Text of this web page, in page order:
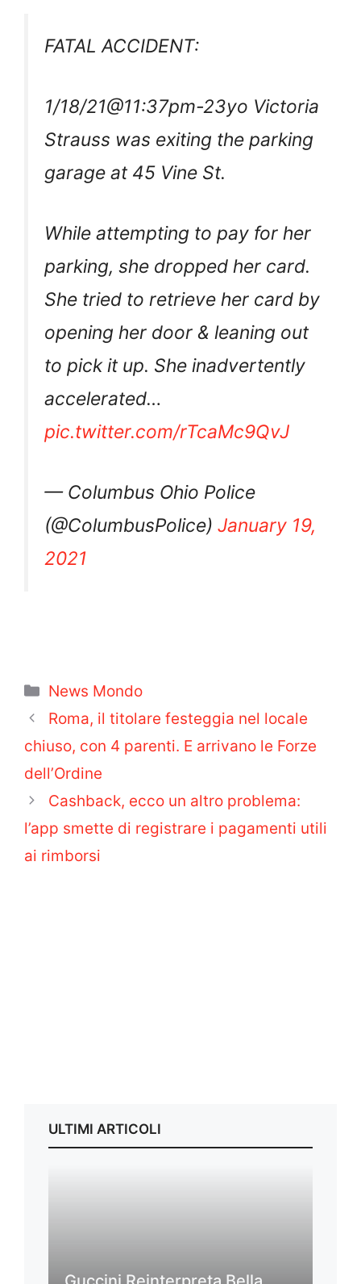
FATAL ACCIDENT:
1/18/21@11:37pm-23yo Victoria
Strauss was exiting the parking
garage at 45 Vine St.
While attempting to pay for her
parking, she dropped her card.
She tried to retrieve her card by
opening her door & leaning out
to pick it up. She inadvertently
accelerated…
pic.twitter.com/rTcaMc9QvJ
— Columbus Ohio Police
(@ColumbusPolice) January 19,
2021
News Mondo
Roma, il titolare festeggia nel locale
chiuso, con 4 parenti. E arrivano le Forze
dell’Ordine
Cashback, ecco un altro problema:
l’app smette di registrare i pagamenti utili
ai rimborsi
ULTIMI ARTICOLI
Guccini Reinterpreta Bella